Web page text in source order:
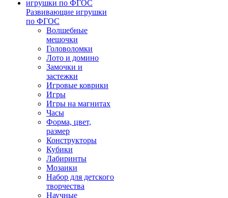
Развивающие игрушки
по ФГОС
Волшебные
мешочки
Головоломки
Лото и домино
Замочки и
застежки
Игровые коврики
Игры
Игры на магнитах
Часы
Форма, цвет,
размер
Конструкторы
Кубики
Лабиринты
Мозаики
Набор для детского
творчества
Научные